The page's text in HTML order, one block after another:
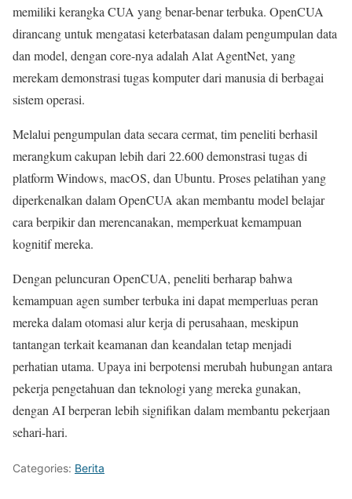
memiliki kerangka CUA yang benar-benar terbuka. OpenCUA
dirancang untuk mengatasi keterbatasan dalam pengumpulan data
dan model, dengan core-nya adalah Alat AgentNet, yang
merekam demonstrasi tugas komputer dari manusia di berbagai
sistem operasi.
Melalui pengumpulan data secara cermat, tim peneliti berhasil
merangkum cakupan lebih dari 22.600 demonstrasi tugas di
platform Windows, macOS, dan Ubuntu. Proses pelatihan yang
diperkenalkan dalam OpenCUA akan membantu model belajar
cara berpikir dan merencanakan, memperkuat kemampuan
kognitif mereka.
Dengan peluncuran OpenCUA, peneliti berharap bahwa
kemampuan agen sumber terbuka ini dapat memperluas peran
mereka dalam otomasi alur kerja di perusahaan, meskipun
tantangan terkait keamanan dan keandalan tetap menjadi
perhatian utama. Upaya ini berpotensi merubah hubungan antara
pekerja pengetahuan dan teknologi yang mereka gunakan,
dengan AI berperan lebih signifikan dalam membantu pekerjaan
sehari-hari.
Categories: Berita